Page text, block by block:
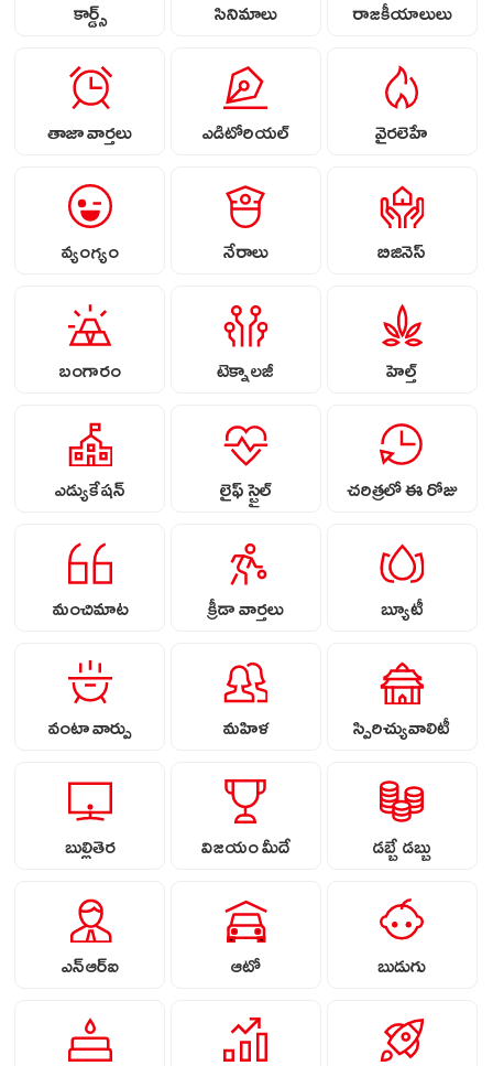
కార్డ్స్ సినిమాలు రాజకీయాలులు
తాజా వార్తలు ఎడిటోరియల్ వైరలెహే
వ్యంగ్యం నేరాలు బిజినెస్
బంగారం టెక్నాలజీ హెల్త్
ఎడ్యుకేషన్ లైఫ్ స్టైల్ చరిత్రలో ఈ రోజు
మంచిమాట క్రీడా వార్తలు బ్యూటీ
వంటా వార్పు మహిళ స్పిరిచ్యువాలిటీ
బుల్లితెర విజయం మీదే డబ్బే డబ్బు
ఎన్ఆర్ఐ ఆటో బుడుగు